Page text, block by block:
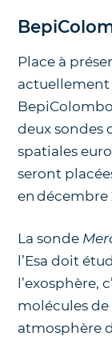
Place à
actuellement
deux sondes
spatiales
seront
en décembre
La sonde
l’Esa doit
l’exosphère,
molécules
atmosphère